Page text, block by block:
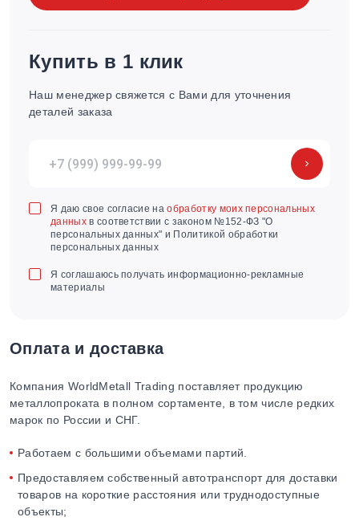
Купить в 1 клик
Наш менеджер свяжется с Вами для уточнения
деталей заказа
Я даю свое согласие наобработку моих персональных
данныхв соответствии с законом №152-ФЗ "О
персональных данных" и Политикой обработки
персональных данных
Я соглашаюсь получать информационно-рекламные
материалы
Оплата и доставка
Компания WorldMetall Trading поставляет продукцию
металлопроката в полном сортаменте, в том числе редких
марок по России и СНГ.
Работаем с большими объемами партий.
Предоставляем собственный автотранспорт для доставки
товаров на короткие расстояния или труднодоступные
объекты;